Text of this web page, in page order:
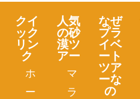
クイ
ック
リン
ク
ホ
ー
人気
の砂
漠ツ
アー
マ
ラ
なぜ
プラ
イベ
ート
ツア
ーな
の